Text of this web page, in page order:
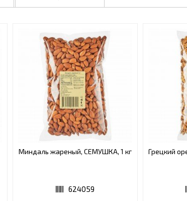
Миндаль жареный, СЕМУШКА, 1 кг
624059
Грецкий